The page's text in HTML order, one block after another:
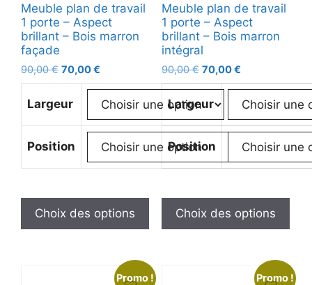
Meuble plan de travail
1 porte – Aspect
brillant – Bois marron
façade
90,00€ 70,00€
Largeur
Position
Choix des options
Meuble plan de travail
1 porte – Aspect
brillant – Bois marron
intégral
90,00€ 70,00€
Largeur
Position
Choix des options
Promo ! Promo !